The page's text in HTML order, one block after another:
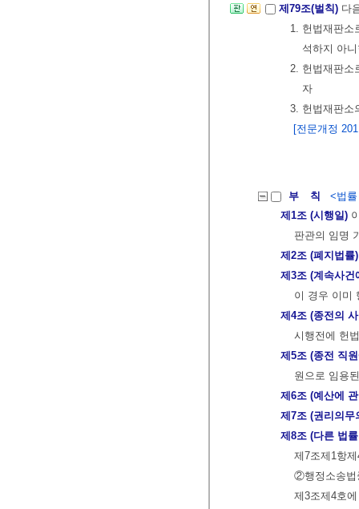
제79조(벌칙) 다
1. 헌법재판소
석하지 아
2. 헌법재판소
자
3. 헌법재판소
[전문개정
부 칙
<법
제1조 (시행일)
판관의 임명
제2조 (폐지법률)
제3조 (계속사건
이 경우 이미
제4조 (종전의
시행전에 헌
제5조 (종전 직
원으로 임용
제6조 (예산에
제7조 (권리의무
제8조 (다른 법
제7조제1항
②행정소송법
제3조제4호